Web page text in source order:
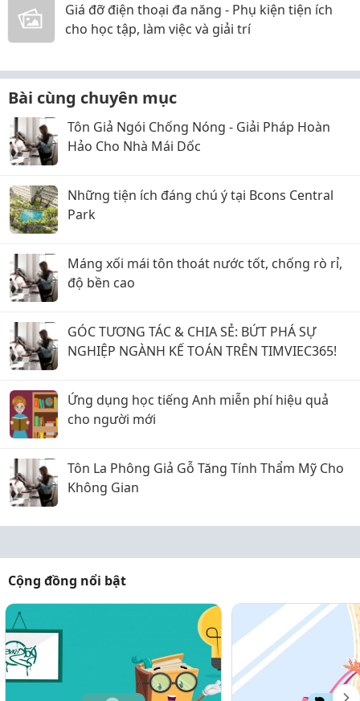
Giá đỡ điện thoại đa năng - Phụ kiện tiện ích
cho học tập, làm việc và giải trí
Bài cùng chuyên mục
Tôn Giả Ngói Chống Nóng - Giải Pháp Hoàn
Hảo Cho Nhà Mái Dốc
Những tiện ích đáng chú ý tại Bcons Central
Park
Máng xối mái tôn thoát nước tốt, chống rò rỉ,
độ bền cao
GÓC TƯƠNG TÁC & CHIA SẺ: BỨT PHÁ SỰ
NGHIỆP NGÀNH KẾ TOÁN TRÊN TIMVIEC365!
Ứng dụng học tiếng Anh miễn phí hiệu quả
cho người mới
Tôn La Phông Giả Gỗ Tăng Tính Thẩm Mỹ Cho
Không Gian
Cộng đồng nổi bật